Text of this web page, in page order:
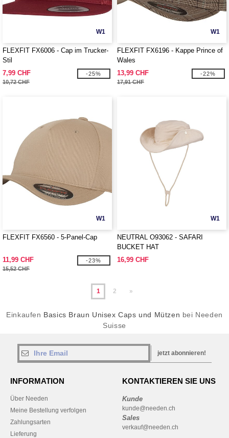
W1
FLEXFIT FX6006 - Cap im Trucker-
Stil
7,99 CHF
10,72 CHF
-25%
W1
FLEXFIT FX6196 - Kappe Prince of
Wales
13,99 CHF
17,91 CHF
-22%
W1
FLEXFIT FX6560 - 5-Panel-Cap
11,99 CHF
15,52 CHF
-23%
W1
NEUTRAL O93062 - SAFARI
BUCKET HAT
16,99 CHF
1 2 »
Einkaufen Basics Braun Unisex Caps und Mützen bei Needen
Suisse
jetzt abonnieren!
INFORMATION
Über Needen
Meine Bestellung verfolgen
Zahlungsarten
Lieferung
KONTAKTIEREN SIE UNS
Kunde
kunde@needen.ch
Sales
verkauf@needen.ch